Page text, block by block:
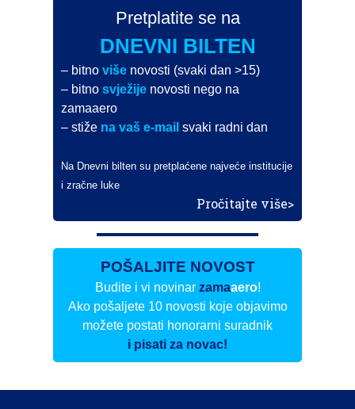
Pretplatite se na
DNEVNI BILTEN
– bitnoviše novosti (svaki dan >15)
– bitnosvježije novosti nego na
zamaaero
– stiže na vaš e-mail svaki radni dan
Na Dnevni bilten su pretplaćene najveće institucije
i zračne luke
Pročitajte više>
POŠALJITE NOVOST
Budite i vi novinar zamaaero!
Ako pošaljete 10 novosti koje objavimo
možete postati honorarni suradnik
i pisati za novac!